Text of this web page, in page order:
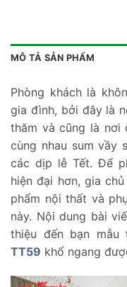
MÔ TẢ SẢN PHẨM
Phòng khách là
gia đình, bởi đây là
thăm và cũng là nơi
cùng nhau sum vầy
các dịp lễ Tết. Để
hiện đại hơn, gia
phẩm nội thất và
này. Nội dung bài
thiệu đến bạn mẫu
TT59 khổ ngang